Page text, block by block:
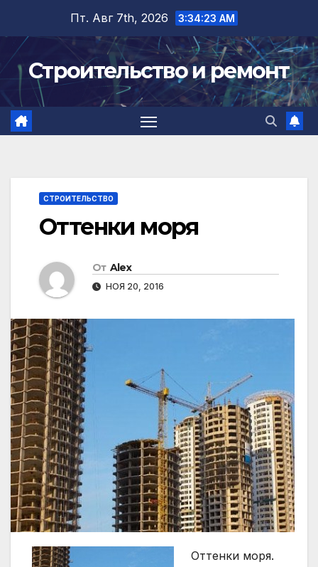
содержимому
Пт. Авг 7th, 2026 3:34:23 AM
Строительство и ремонт
СТРОИТЕЛЬСТВО
Оттенки моря
От Alex
НОЯ 20, 2016
Оттенки моря.